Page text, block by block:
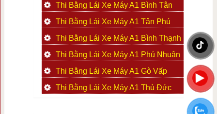
Thi Bằng Lái Xe Máy A1 Bình Tân
Thi Bằng Lái Xe Máy A1 Tân Phú
Thi Bằng Lái Xe Máy A1 Bình Thạnh
Thi Bằng Lái Xe Máy A1 Phú Nhuận
Thi Bằng Lái Xe Máy A1 Gò Vấp
Thi Bằng Lái Xe Máy A1 Thủ Đức